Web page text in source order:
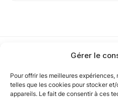
Gérer le
Pour offrir les meilleures
telles que les cookies pour stocker
appareils. Le fait de consentir à ces
Notre politique